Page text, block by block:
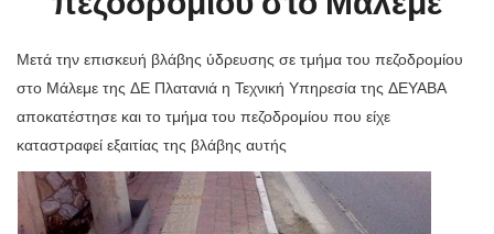
Μετά την επισκευή βλάβης ύδρευσης σε τμήμα του πεζοδρομίου
στο Μάλεμε της ΔΕ Πλατανιά η Τεχνική Υπηρεσία της ΔΕΥΑΒΑ
αποκατέστησε και το τμήμα του πεζοδρομίου που είχε
καταστραφεί εξαιτίας της βλάβης αυτής